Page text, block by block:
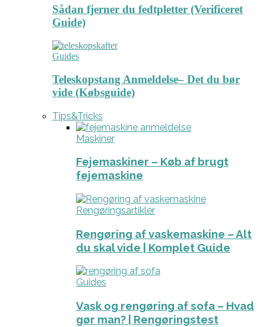
Sådan fjerner du fedtpletter (Verificeret
Guide)
Guides
Teleskopstang Anmeldelse– Det du bør
vide (Købsguide)
Tips&Tricks
Maskiner
Fejemaskiner – Køb af brugt
fejemaskine
Rengøringsartikler
Rengøring af vaskemaskine – Alt
du skal vide | Komplet Guide
Guides
Vask og rengøring af sofa – Hvad
gør man? | Rengøringstest